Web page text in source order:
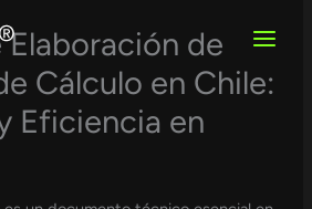
de
Cálculo en Chile:
Eficiencia en